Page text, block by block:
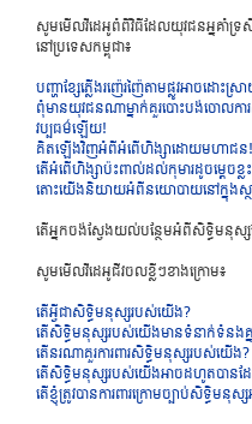
សូម​មើល​វីដេ​អូពំ​ពី​វិ​ធី​ដែ​លយុវ​ជនអ្ន​គាំទ្
នៅ​ប្រ​ទេស​កម្ពុ​ជា៖
បញ្ហា​ខ្សែភ្លើ​ងរញ៉េរញ៉ៃ​តាម​ផ្លូវ​អាច​ដោះ​ស្
ពុំ​មានយុវ​ជន​ណាម្នាក់គួ​រ​បោះ​បង់​ចោល​កា​
វប្ប​ធម៌​ឡើយ!
​គិត​ឡើង​វិញអំ​ពី​អំ​ពើ​ហិង្សា​ដោ​យ​ម​ហា​ជន!
តើ​អំ​ពើ​ហិង្សា​ប៉ះ​ពាល់​ដល់​កុ​មារ​ដូ​ចម្តេច​ខ្ល
តោះ​យើង​និ​យាយអំ​ពី​ន​យោ​បាយ​នៅ​ក្នុងស្ថ
តើ​អ្នក​ចង់ស្វែង​យល់​បន្ថែមអំ​ពី​សិទ្ធិ​ម​នុស្ស​
​សូម​មើល​វីដេ​អូ​ជីវចលខ្លីៗ​ខាង​ក្រោម៖
​តើ​អ្វី​ជា​សិទ្ធិ​ម​នុស្ស​របស់​យើង?
តើ​សិទ្ធិ​ម​នុស្ស​របស់​យើង​មាន​ទំ​នាក់​ទំនង​គ្
​តើ​នរ​ណា​គួរ​ការពា​រ​សិទ្ធិ​ម​នុស្ស​របស់​យើង?
តើ​សិទ្ធិ​ម​នុស្ស​របស់​យើង​អាចដ​ហូត​បាន​ដែ
តើ​ខ្ញុំ​ត្រូវ​បាន​ការពា​រ​ក្រោម​ច្បាប់​សិទ្ធិ​ម​នុស្